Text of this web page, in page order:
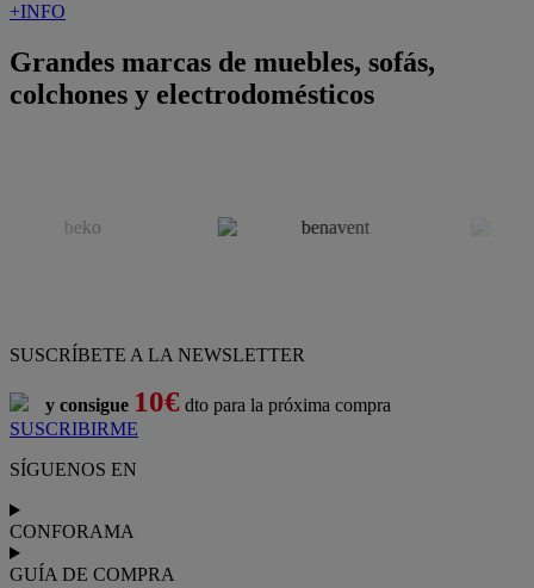
+INFO
Grandes marcas de muebles, sofás,
colchones y electrodomésticos
SUSCRÍBETE A LA NEWSLETTER
y consigue 10€ dto para la próxima compra
SUSCRIBIRME
SÍGUENOS EN
CONFORAMA
GUÍA DE COMPRA